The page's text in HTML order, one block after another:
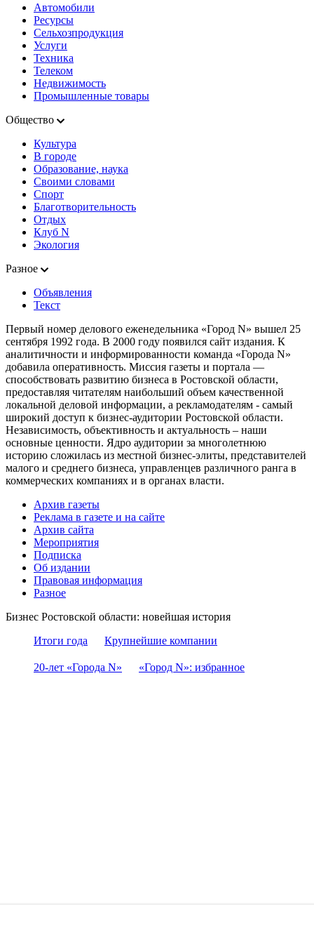
Автомобили
Ресурсы
Сельхозпродукция
Услуги
Техника
Телеком
Недвижимость
Промышленные товары
Общество
Культура
В городе
Образование, наука
Своими словами
Спорт
Благотворительность
Отдых
Клуб N
Экология
Разное
Объявления
Текст
Первый номер делового еженедельника «Город N» вышел 25
сентября 1992 года. В 2000 году появился сайт издания. К
аналитичности и информированности команда «Города N»
добавила оперативность. Миссия газеты и портала —
способствовать развитию бизнеса в Ростовской области,
предоставляя читателям наибольший объем качественной
локальной деловой информации, а рекламодателям - самый
широкий доступ к бизнес-аудитории Ростовской области.
Независимость, объективность и актуальность – наши
основные ценности. Ядро аудитории за многолетнюю
историю сложилась из местной бизнес-элиты, представителей
малого и среднего бизнеса, управленцев различного ранга в
коммерческих компаниях и в органах власти.
Архив газеты
Реклама в газете и на сайте
Архив сайта
Мероприятия
Подписка
Об издании
Правовая информация
Разное
Бизнес Ростовской области: новейшая история
Итоги года
Крупнейшие компании
20-лет «Города N» «Город N»: избранное